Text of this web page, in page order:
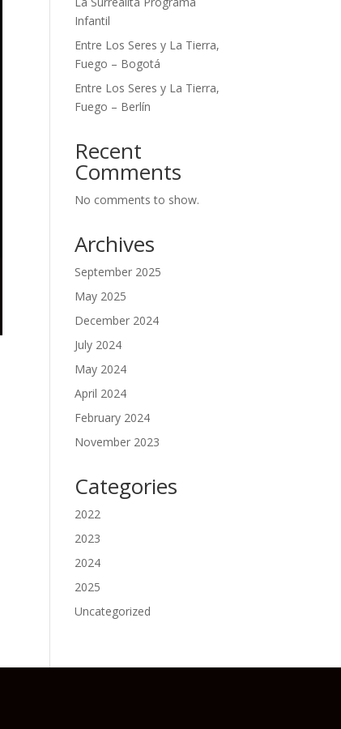
Infantil
Entre Los Seres y La Tierra,
Fuego – Bogotá
Entre Los Seres y La Tierra,
Fuego – Berlín
Recent
Comments
No comments to show.
Archives
September 2025
May 2025
December 2024
July 2024
May 2024
April 2024
February 2024
November 2023
Categories
2022
2023
2024
2025
Uncategorized